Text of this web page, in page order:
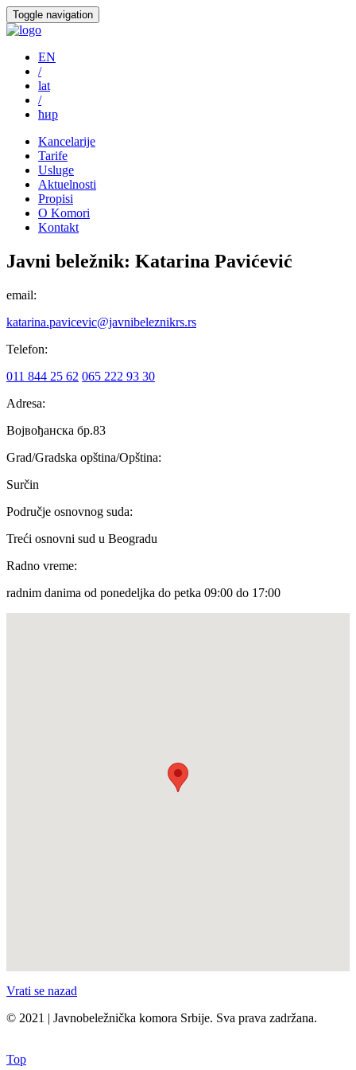
Toggle navigation
EN
/
lat
/
ћир
Kancelarije
Tarife
Usluge
Aktuelnosti
Propisi
O Komori
Kontakt
Javni beležnik: Katarina Pavićević
email:
katarina.pavicevic@javnibeleznikrs.rs
Telefon:
011 844 25 62 065 222 93 30
Adresa:
Војвођанска бр.83
Grad/Gradska opština/Opština:
Surčin
Područje osnovnog suda:
Treći osnovni sud u Beogradu
Radno vreme:
radnim danima od ponedeljka do petka 09:00 do 17:00
Vrati se nazad
© 2021 | Javnobeležnička komora Srbije. Sva prava zadržana.
Top